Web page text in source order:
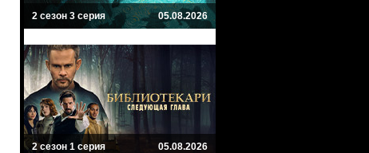
2 сезон 3 серия 05.08.2026
2 сезон 1 серия 05.08.2026